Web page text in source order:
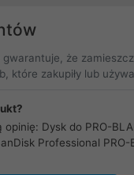
gwarantuje, że
które zakupiły lub
opinię: Dysk do PRO-
Professional PRO-